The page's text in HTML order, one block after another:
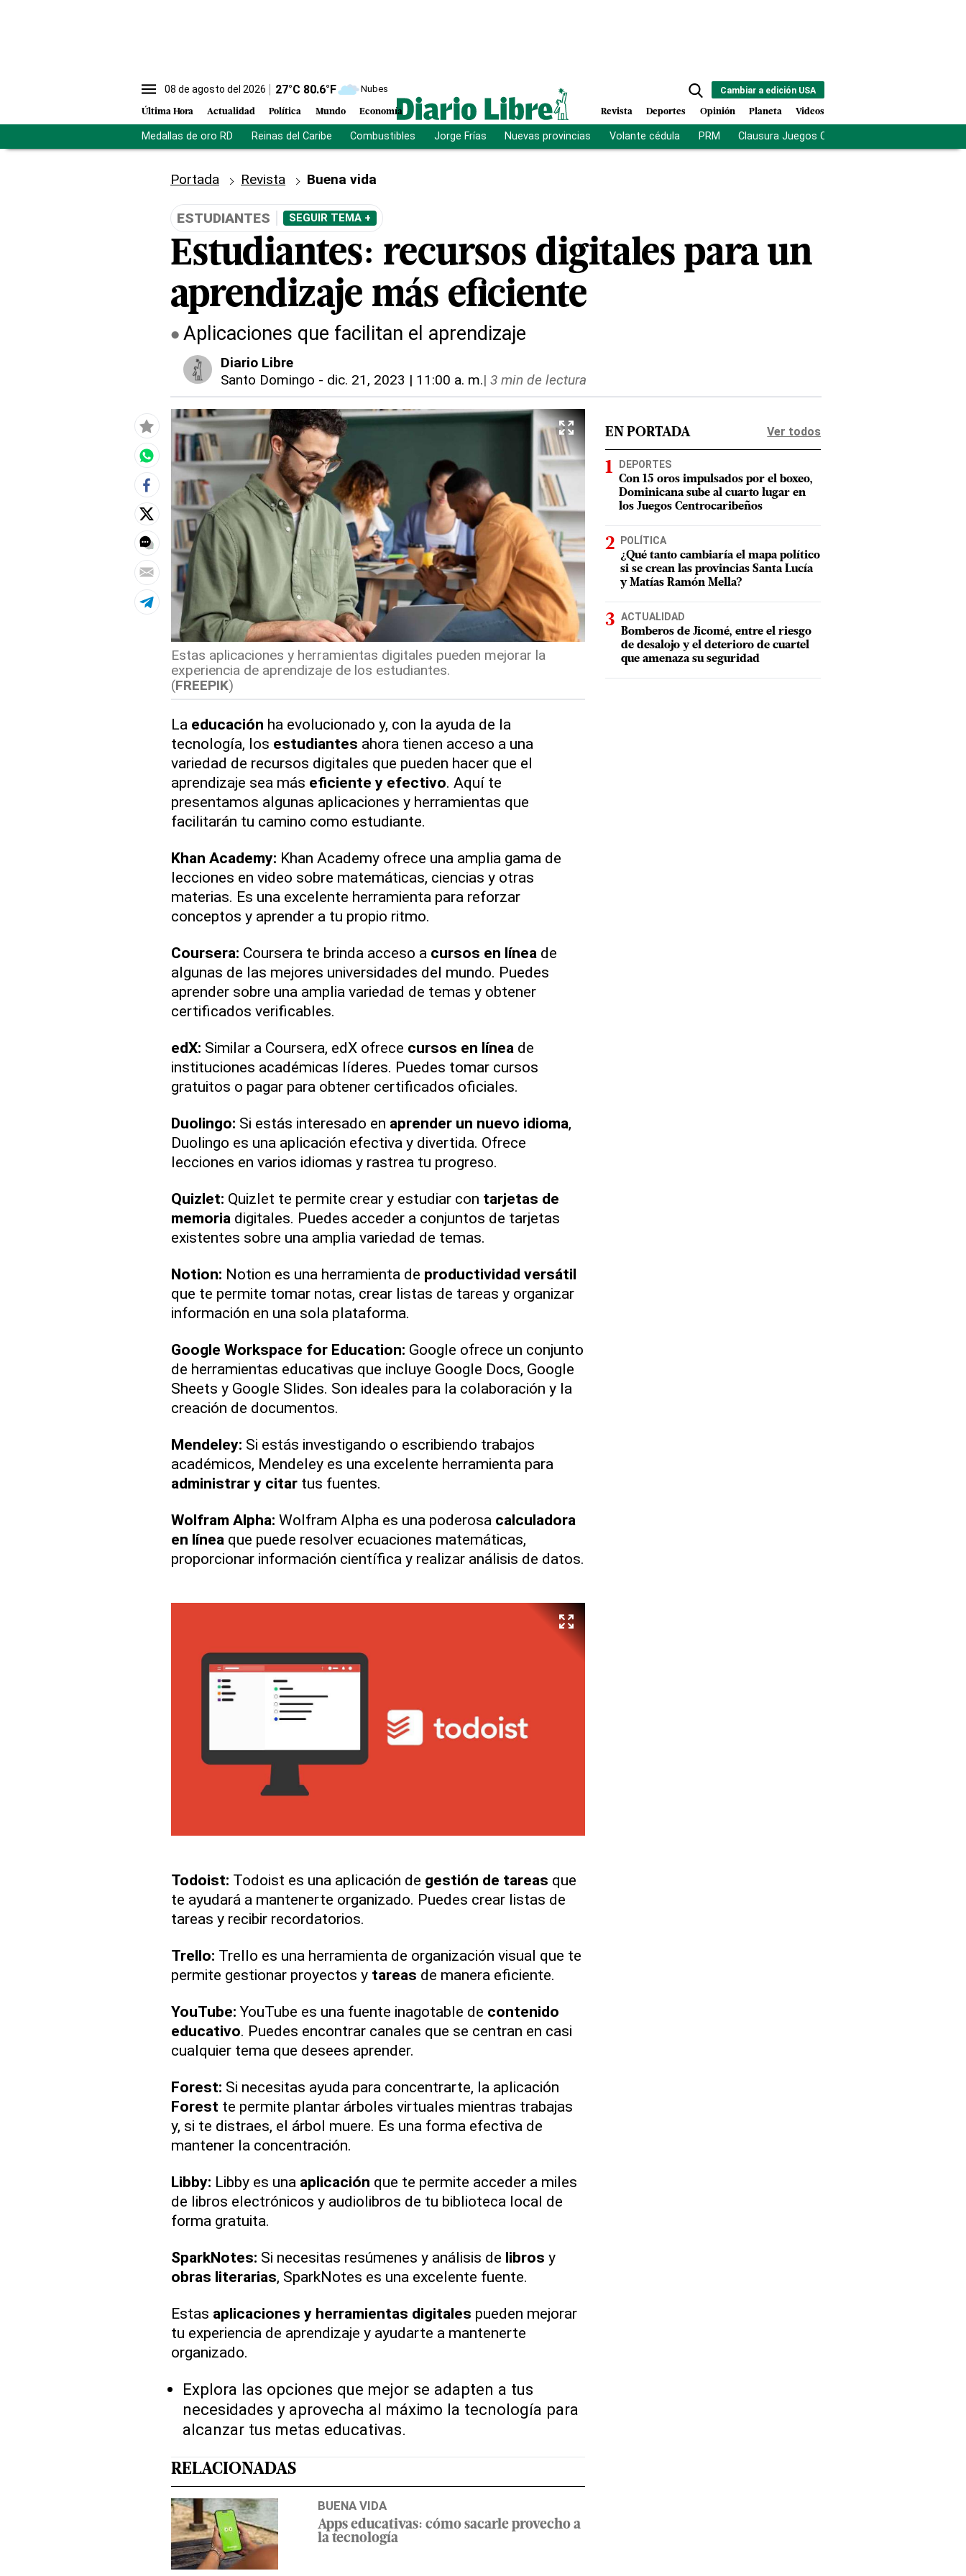
08 de agosto del 2026 27°C 80.6°F Nubes
Última Hora Actualidad Política Mundo Economía
Cambiar a edición USA
Revista Deportes Opinión Planeta Videos
Medallas de oro RD Reinas del Caribe Combustibles Jorge Frías Nuevas provincias Volante cédula PRM Clausura Juegos Centroamericanos
Portada Revista Buena vida
ESTUDIANTES SEGUIR TEMA +
Estudiantes: recursos digitales para un
aprendizaje más eficiente
Aplicaciones que facilitan el aprendizaje
Diario Libre
Santo Domingo - dic. 21, 2023 | 11:00 a. m.| 3 min de lectura
Estas aplicaciones y herramientas digitales pueden mejorar la
experiencia de aprendizaje de los estudiantes.
(FREEPIK)
La educación ha evolucionado y, con la ayuda de la
tecnología, los estudiantes ahora tienen acceso a una
variedad de recursos digitales que pueden hacer que el
aprendizaje sea más eficiente y efectivo. Aquí te
presentamos algunas aplicaciones y herramientas que
facilitarán tu camino como estudiante.
Khan Academy: Khan Academy ofrece una amplia gama de
lecciones en video sobre matemáticas, ciencias y otras
materias. Es una excelente herramienta para reforzar
conceptos y aprender a tu propio ritmo.
Coursera: Coursera te brinda acceso a cursos en línea de
algunas de las mejores universidades del mundo. Puedes
aprender sobre una amplia variedad de temas y obtener
certificados verificables.
edX: Similar a Coursera, edX ofrece cursos en línea de
instituciones académicas líderes. Puedes tomar cursos
gratuitos o pagar para obtener certificados oficiales.
Duolingo: Si estás interesado en aprender un nuevo idioma,
Duolingo es una aplicación efectiva y divertida. Ofrece
lecciones en varios idiomas y rastrea tu progreso.
Quizlet: Quizlet te permite crear y estudiar con tarjetas de
memoria digitales. Puedes acceder a conjuntos de tarjetas
existentes sobre una amplia variedad de temas.
Notion: Notion es una herramienta de productividad versátil
que te permite tomar notas, crear listas de tareas y organizar
información en una sola plataforma.
Google Workspace for Education: Google ofrece un conjunto
de herramientas educativas que incluye Google Docs, Google
Sheets y Google Slides. Son ideales para la colaboración y la
creación de documentos.
Mendeley: Si estás investigando o escribiendo trabajos
académicos, Mendeley es una excelente herramienta para
administrar y citartus fuentes.
Wolfram Alpha: Wolfram Alpha es una poderosa calculadora
en línea que puede resolver ecuaciones matemáticas,
proporcionar información científica y realizar análisis de datos.
Todoist: Todoist es una aplicación de gestión de tareas que
te ayudará a mantenerte organizado. Puedes crear listas de
tareas y recibir recordatorios.
Trello: Trello es una herramienta de organización visual que te
permite gestionar proyectos y tareas de manera eficiente.
YouTube: YouTube es una fuente inagotable de contenido
educativo. Puedes encontrar canales que se centran en casi
cualquier tema que desees aprender.
Forest: Si necesitas ayuda para concentrarte, la aplicación
Forest te permite plantar árboles virtuales mientras trabajas
y, si te distraes, el árbol muere. Es una forma efectiva de
mantener la concentración.
Libby: Libby es una aplicación que te permite acceder a miles
de libros electrónicos y audiolibros de tu biblioteca local de
forma gratuita.
SparkNotes: Si necesitas resúmenes y análisis de libros y
obras literarias, SparkNotes es una excelente fuente.
Estas aplicaciones y herramientas digitales pueden mejorar
tu experiencia de aprendizaje y ayudarte a mantenerte
organizado.
Explora las opciones que mejor se adapten a tus
necesidades y aprovecha al máximo la tecnología para
alcanzar tus metas educativas.
RELACIONADAS
BUENA VIDA
Apps educativas: cómo sacarle provecho a
la tecnología
EN PORTADA Ver todos
DEPORTES
Con 15 oros impulsados por el boxeo,
Dominicana sube al cuarto lugar en
los Juegos Centrocaribeños
POLÍTICA
¿Qué tanto cambiaría el mapa político
si se crean las provincias Santa Lucía
y Matías Ramón Mella?
ACTUALIDAD
Bomberos de Jicomé, entre el riesgo
de desalojo y el deterioro de cuartel
que amenaza su seguridad